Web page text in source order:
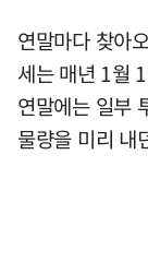
연말마다 찾아
세는 매년 1월
연말에는 일부
물량을 미리 내